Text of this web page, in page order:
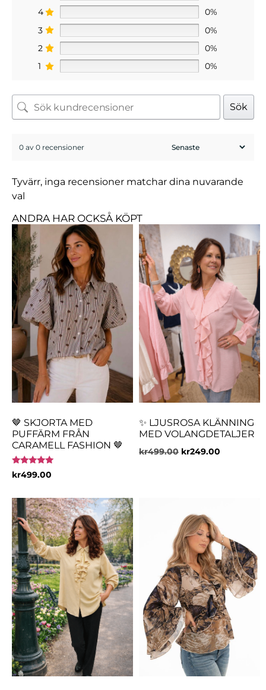
4
0%
3
0%
2
0%
1
0%
Sök
0 av 0 recensioner
Tyvärr, inga recensioner matchar dina nuvarande
val
ANDRA HAR OCKSÅ KÖPT
🤎 SKJORTA MED
PUFFÄRM FRÅN
CARAMELL FASHION 🤎
Betygsatt
5.00
kr499.00
✨ LJUSROSA KLÄNNING
MED VOLANGDETALJER
kr499.00 kr249.00